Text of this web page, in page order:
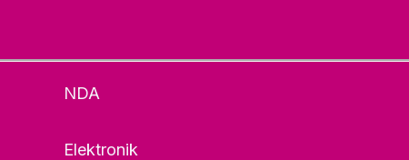
NDA
Elektronik